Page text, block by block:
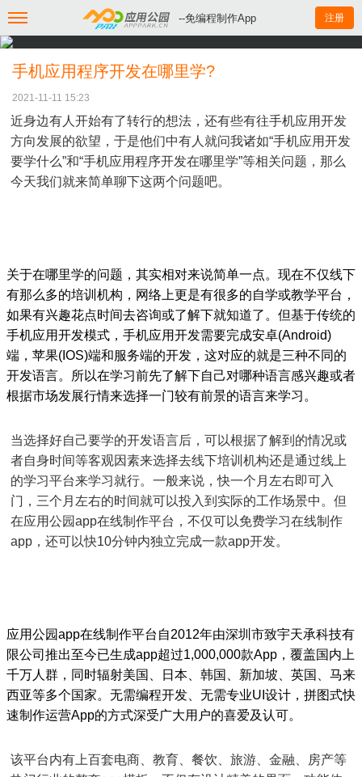
--免编程制作App 注册
手机应用程序开发在哪里学?
2021-11-11 15:23
近身边有人开始有了转行的想法，还有些有往手机应用开发
方向发展的欲望，于是他们中有人就问我诸如“手机应用开发
要学什么”和“手机应用程序开发在哪里学”等相关问题，那么
今天我们就来简单聊下这两个问题吧。
关于在哪里学的问题，其实相对来说简单一点。现在不仅线下
有那么多的培训机构，网络上更是有很多的自学或教学平台，
如果有兴趣花点时间去咨询或了解下就知道了。但基于传统的
手机应用开发模式，手机应用开发需要完成安卓(Android)
端，苹果(IOS)端和服务端的开发，这对应的就是三种不同的
开发语言。所以在学习前先了解下自己对哪种语言感兴趣或者
根据市场发展行情来选择一门较有前景的语言来学习。
当选择好自己要学的开发语言后，可以根据了解到的情况或
者自身时间等客观因素来选择去线下培训机构还是通过线上
的学习平台来学习就行。一般来说，快一个月左右即可入
门，三个月左右的时间就可以投入到实际的工作场景中。但
在应用公园app在线制作平台，不仅可以免费学习在线制作
app，还可以快10分钟内独立完成一款app开发。
应用公园app在线制作平台自2012年由深圳市致宇天承科技有
限公司推出至今已生成app超过1,000,000款App，覆盖国内上
千万人群，同时辐射美国、日本、韩国、新加坡、英国、马来
西亚等多个国家。无需编程开发、无需专业UI设计，拼图式快
速制作运营App的方式深受广大用户的喜爱及认可。
该平台内有上百套电商、教育、餐饮、旅游、金融、房产等